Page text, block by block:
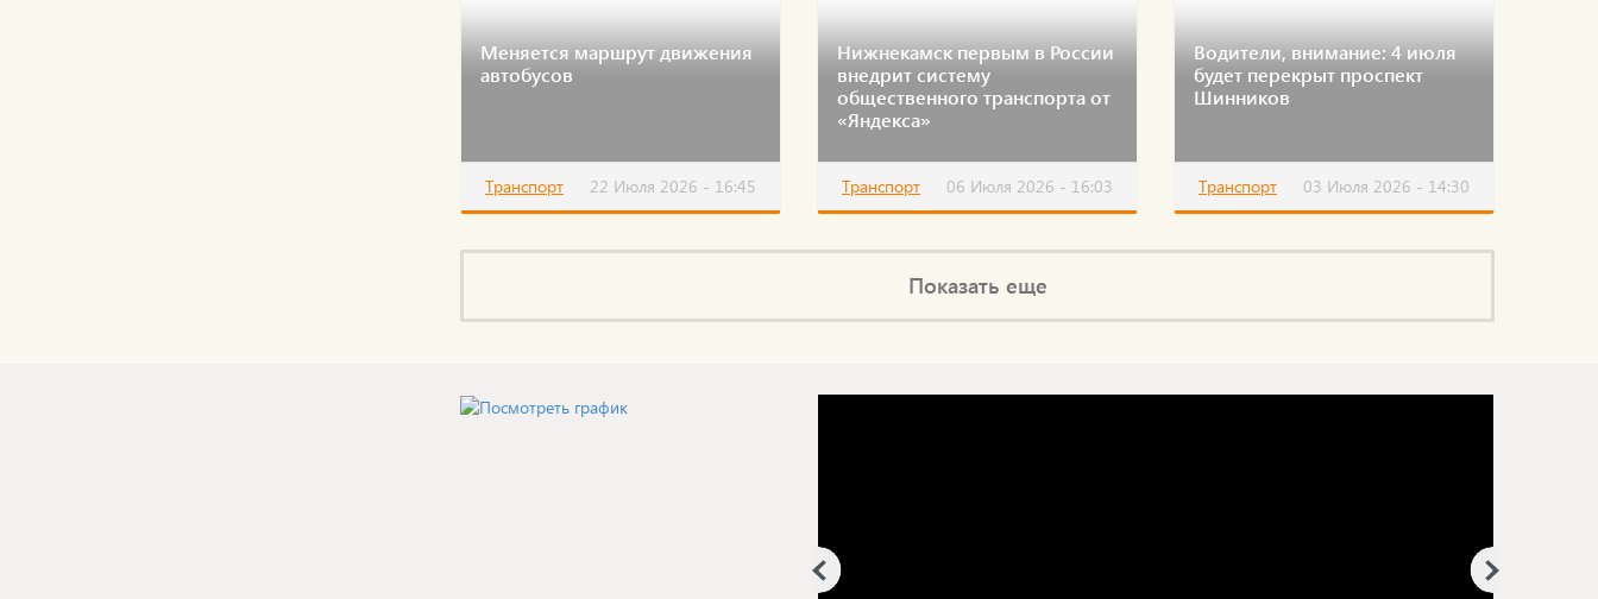
Меняется маршрут движения
автобусов
Транспорт 22 Июля 2026 - 16:45
Нижнекамск первым в России
внедрит систему
общественного транспорта от
«Яндекса»
Транспорт 06 Июля 2026 - 16:03
Водители, внимание: 4 июля
будет перекрыт проспект
Шинников
Транспорт 03 Июля 2026 - 14:30
Показать еще